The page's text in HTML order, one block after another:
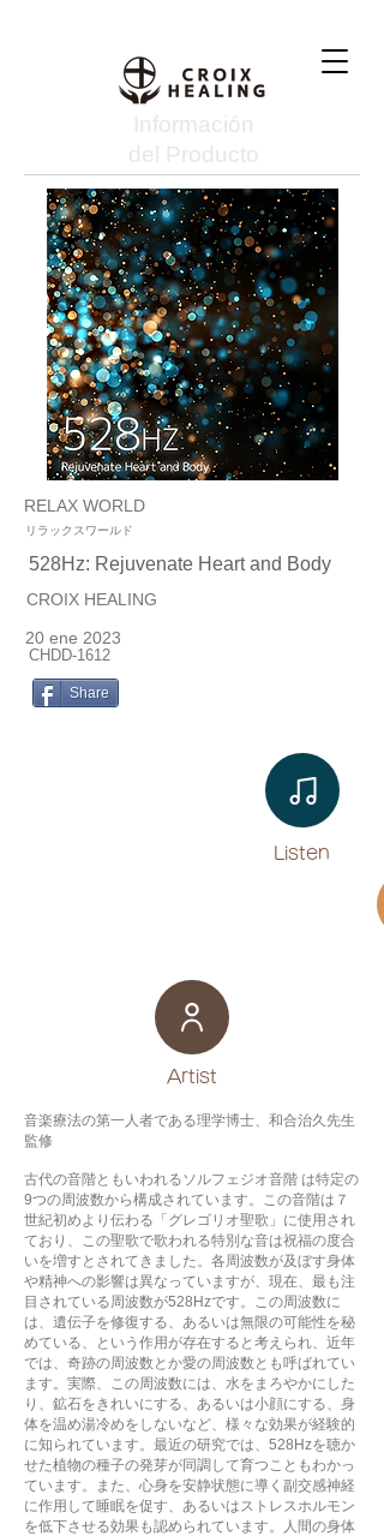
Información
del Producto
RELAX WORLD
リラックスワールド
528Hz: Rejuvenate Heart and Body
CROIX HEALING
20 ene 2023
CHDD-1612
Share
Listen​
​Artist
音楽療法の第一人者である理学博士、和合治久先生
監修
古代の音階ともいわれるソルフェジオ音階 は特定の
9つの周波数から構成されています。この音階は７
世紀初めより伝わる「グレゴリオ聖歌」に使用され
ており、この聖歌で歌われる特別な音は祝福の度合
いを増すとされてきました。各周波数が及ぼす身体
や精神への影響は異なっていますが、現在、最も注
目されている周波数が528Hzです。この周波数に
は、遺伝子を修復する、あるいは無限の可能性を秘
めている、という作用が存在すると考えられ、近年
では、奇跡の周波数とか愛の周波数とも呼ばれてい
ます。実際、この周波数には、水をまろやかにした
り、鉱石をきれいにする、あるいは小顔にする、身
体を温め湯冷めをしないなど、様々な効果が経験的
に知られています。最近の研究では、528Hzを聴か
せた植物の種子の発芽が同調して育つこともわかっ
ています。また、心身を安静状態に導く副交感神経
に作用して睡眠を促す、あるいはストレスホルモン
を低下させる効果も認められています。人間の身体